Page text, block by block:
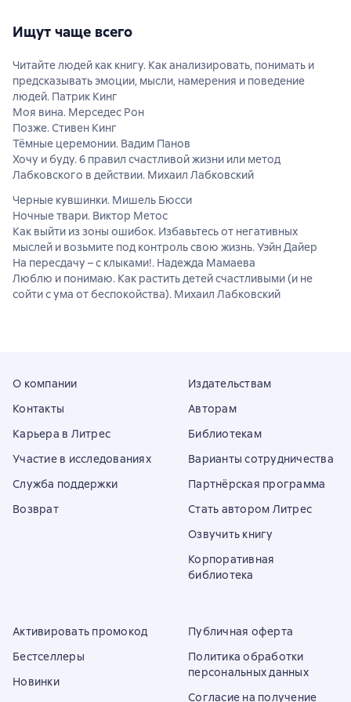
Ищут чаще всего
Читайте людей как книгу. Как анализировать, понимать и
предсказывать эмоции, мысли, намерения и поведение
людей. Патрик Кинг
Моя вина. Мерседес Рон
Позже. Стивен Кинг
Тёмные церемонии. Вадим Панов
Хочу и буду. 6 правил счастливой жизни или метод
Лабковского в действии. Михаил Лабковский
Черные кувшинки. Мишель Бюсси
Ночные твари. Виктор Метос
Как выйти из зоны ошибок. Избавьтесь от негативных
мыслей и возьмите под контроль свою жизнь. Уэйн Дайер
На пересдачу – с клыками!. Надежда Мамаева
Люблю и понимаю. Как растить детей счастливыми (и не
сойти с ума от беспокойства). Михаил Лабковский
О компании
Контакты
Карьера в Литрес
Участие в исследованиях
Служба поддержки
Возврат
Издательствам
Авторам
Библиотекам
Варианты сотрудничества
Партнёрская программа
Стать автором Литрес
Озвучить книгу
Корпоративная
библиотека
Активировать промокод
Бестселлеры
Новинки
Публичная оферта
Политика обработки
персональных данных
Согласие на получение